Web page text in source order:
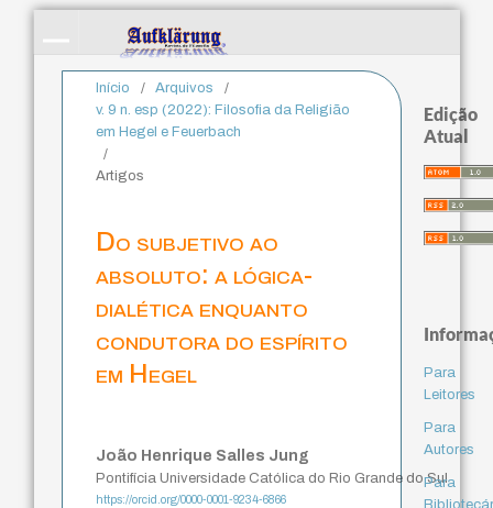
Início / Arquivos
/
v. 9 n. esp (2022): Filosofia da Religião
em Hegel e Feuerbach
/
Artigos
Do subjetivo ao
absoluto: a lógica-
dialética enquanto
condutora do espírito
em Hegel
João Henrique Salles Jung
Pontifícia Universidade Católica do Rio Grande do Sul
https://orcid.org/0000-0001-9234-6866
Edição
Atual
Para
Leitores
Para
Autores
Para